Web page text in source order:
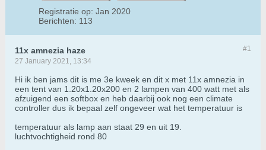
Registratie op: Jan 2020
Berichten: 113
#1
11x amnezia haze
27 January 2021, 13:34
Hi ik ben jams dit is me 3e kweek en dit x met 11x amnezia in
een tent van 1.20x1.20x200 en 2 lampen van 400 watt met als
afzuigend een softbox en heb daarbij ook nog een climate
controller dus ik bepaal zelf ongeveer wat het temperatuur is
temperatuur als lamp aan staat 29 en uit 19.
luchtvochtigheid rond 80